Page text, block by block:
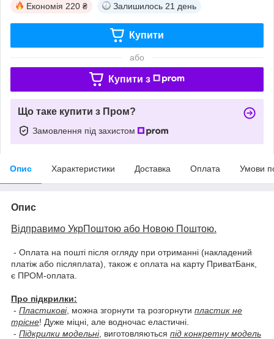
Економія 220 ₴ Залишилось 21 день
Купити
або
Купити з
Що таке купити з Пром?
Замовлення під захистом
Опис Характеристики Доставка Оплата Умови
Опис
Відправимо УкрПоштою або Новою Поштою.
- Оплата на пошті після огляду при отриманні (накладений
платіж або післяплата), також є оплата на карту ПриватБанк,
є ПРОМ-оплата.
Про підкрилки:
- Пластикові, можна згорнути та розгорнути пластик не
трісне! Дуже міцні, але водночас еластичні.
- Підкрилки модельні, виготовляються під конкретну модель